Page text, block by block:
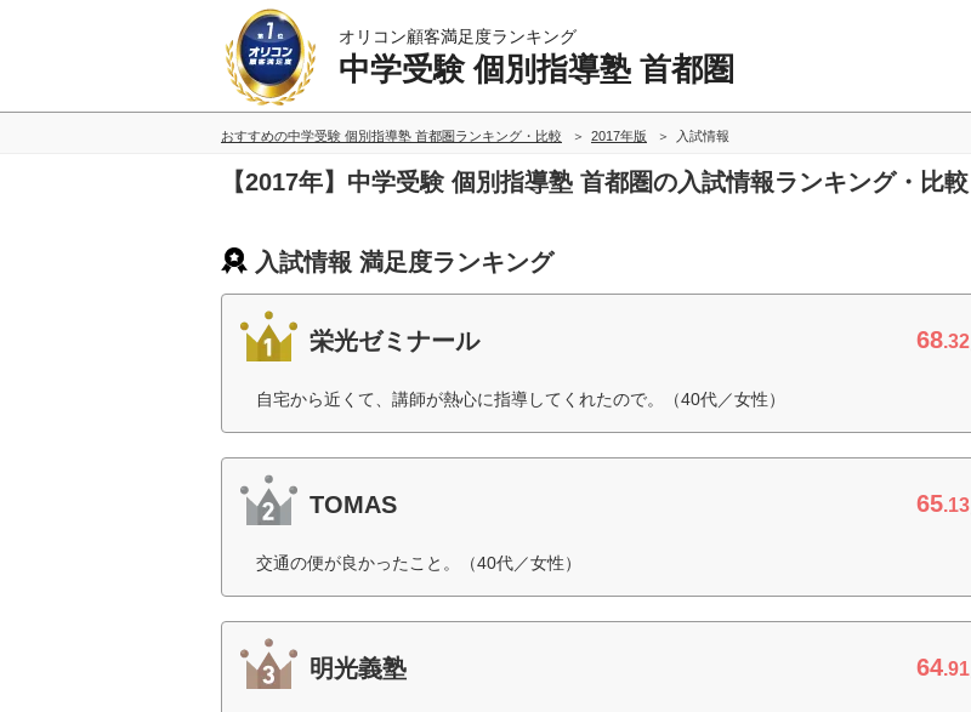
オリコン顧客満足度ランキング
中学受験 個別指導塾 首都圏
おすすめの中学受験 個別指導塾 首都圏ランキング・比較 2017年版 入試情報
【2017年】中学受験 個別指導塾 首都圏の入試情報ランキング・比較
入試情報 満足度ランキング
栄光ゼミナール 68.32
自宅から近くて、講師が熱心に指導してくれたので。（40代／女性）
TOMAS 65.13
交通の便が良かったこと。（40代／女性）
明光義塾 64.91